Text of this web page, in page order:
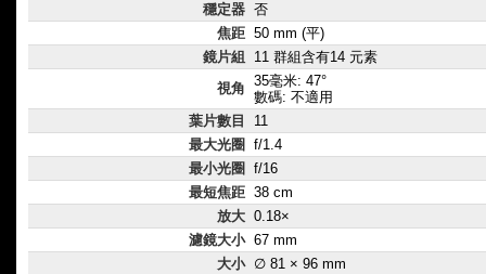
穩定器 否
焦距 50 mm (平)
鏡片組
11 群組含有14 元素
視角 35毫米: 47°
數碼: 不適用
葉片數目
11
最大光圈
f/1.4
最小光圈
f/16
最短焦距 38 cm
放大 0.18×
濾鏡大小 67 mm
大小 ∅ 81 × 96 mm